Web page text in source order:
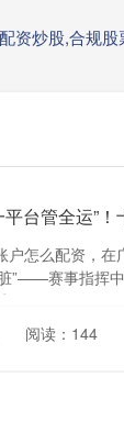
炒股,合规
台管全运”
户怎么配资，
”——赛事指挥
....
阅读：144